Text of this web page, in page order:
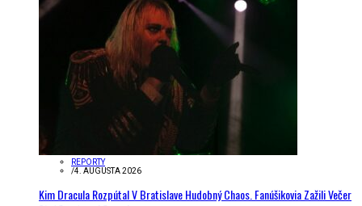
REPORTY
/4. AUGUSTA 2026
Kim Dracula Rozpútal V Bratislave Hudobný Chaos. Fanúšikovia Zažili Večer